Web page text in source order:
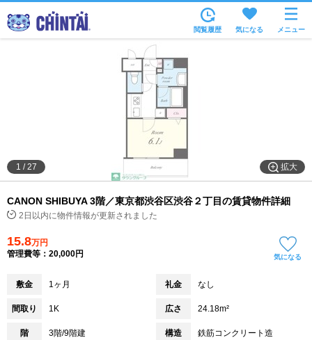
沿線・駅から
住所から
家賃相場から
通勤通学時間から
物件特集から
不動産会社から
TOP
閲覧履歴 気になる メニュー
拡大
1 /27
CANON SHIBUYA 3階／東京都渋谷区渋谷２丁目の賃貸物件詳細
2日以内に物件情報が更新されました
15.8万円
管理費等：20,000円
気になる
敷金 1ヶ月 礼金 なし
間取り 1K 広さ 24.18m²
階 3階/9階建 構造 鉄筋コンクリート造